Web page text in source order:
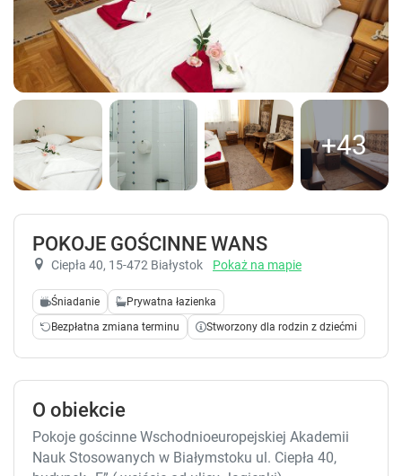
+43
POKOJE GOŚCINNE WANS
Ciepła 40, 15-472 Białystok Pokaż na mapie
Śniadanie
Prywatna łazienka
Bezpłatna zmiana terminu
Stworzony dla rodzin z dziećmi
O obiekcie
Pokoje gościnne Wschodnioeuropejskiej Akademii
Nauk Stosowanych w Białymstoku ul. Ciepła 40,